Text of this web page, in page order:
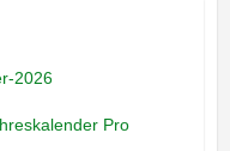
Pro